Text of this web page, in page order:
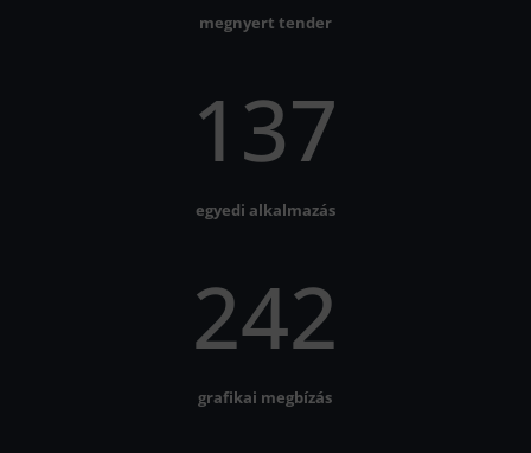
megnyert tender
137
egyedi alkalmazás
242
grafikai megbízás